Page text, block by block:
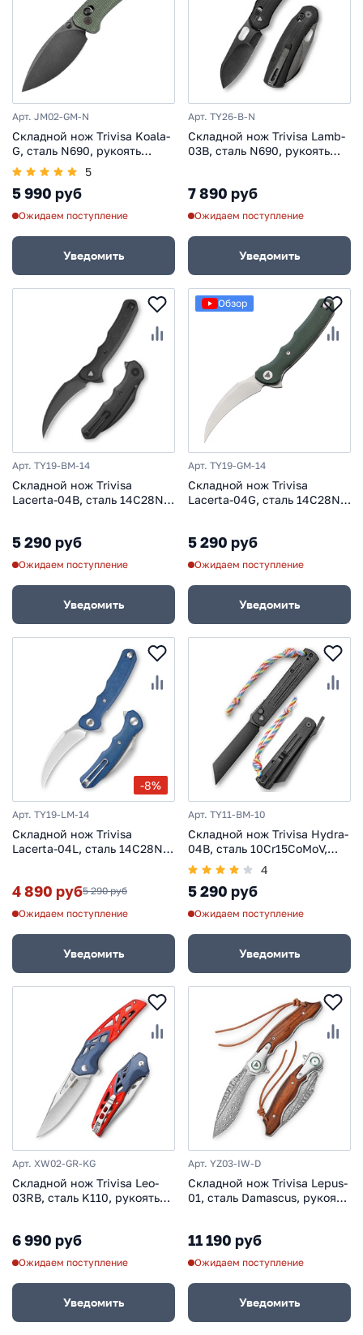
Арт. JM02-GM-N
Складной нож Trivisa Koala-
G, сталь N690, рукоять
микарта
5
5 990 руб
Ожидаем поступление
Уведомить
Арт. TY26-B-N
Складной нож Trivisa Lamb-
03B, сталь N690, рукоять
7 890 руб
Ожидаем поступление
Уведомить
Арт. TY19-BM-14
Складной нож Trivisa
Lacerta-04B, сталь 14C28N,
5 290 руб
Ожидаем поступление
Уведомить
Обзор
Арт. TY19-GM-14
Складной нож Trivisa
Lacerta-04G, сталь 14C28N,
5 290 руб
Ожидаем поступление
Уведомить
-8%
Арт. TY19-LM-14
Складной нож Trivisa
Lacerta-04L, сталь 14C28N,
4 890 руб5 290 руб
Ожидаем поступление
Уведомить
Арт. TY11-BM-10
Складной нож Trivisa Hydra-
04B, сталь 10Cr15CoMoV,
рукоять микарта
4
5 290 руб
Ожидаем поступление
Уведомить
Арт. XW02-GR-KG
Складной нож Trivisa Leo-
03RB, сталь K110, рукоять
6 990 руб
Ожидаем поступление
Уведомить
Арт. YZ03-IW-D
Складной нож Trivisa Lepus-
01, сталь Damascus, рукоять
11 190 руб
Ожидаем поступление
Уведомить